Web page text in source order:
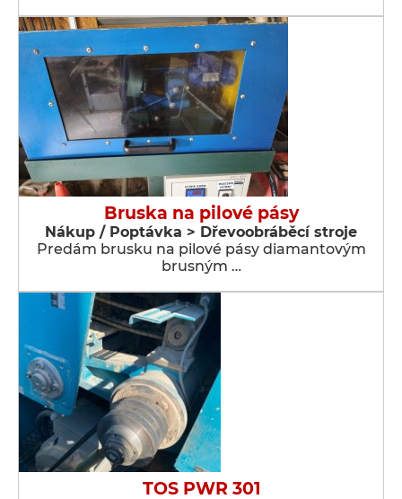
Bruska na pilové pásy
Nákup / Poptávka > Dřevoobráběcí stroje
Predám brusku na pilové pásy diamantovým
brusným …
TOS PWR 301